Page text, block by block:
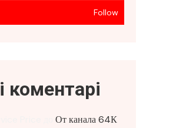
Follow
коментарі
От канала 64К